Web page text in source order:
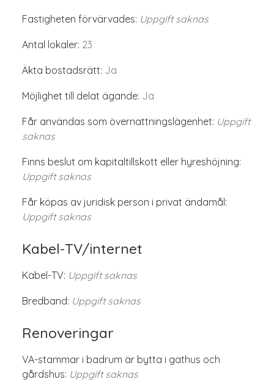
Fastigheten förvärvades: Uppgift saknas
Antal lokaler: 23
Äkta bostadsrätt: Ja
Möjlighet till delat ägande: Ja
Får användas som övernattningslägenhet: Uppgift
saknas
Finns beslut om kapitaltillskott eller hyreshöjning:
Uppgift saknas
Får köpas av juridisk person i privat ändamål:
Uppgift saknas
Kabel-TV/internet
Kabel-TV: Uppgift saknas
Bredband: Uppgift saknas
Renoveringar
VA-stammar i badrum är bytta i gathus och
gårdshus: Uppgift saknas